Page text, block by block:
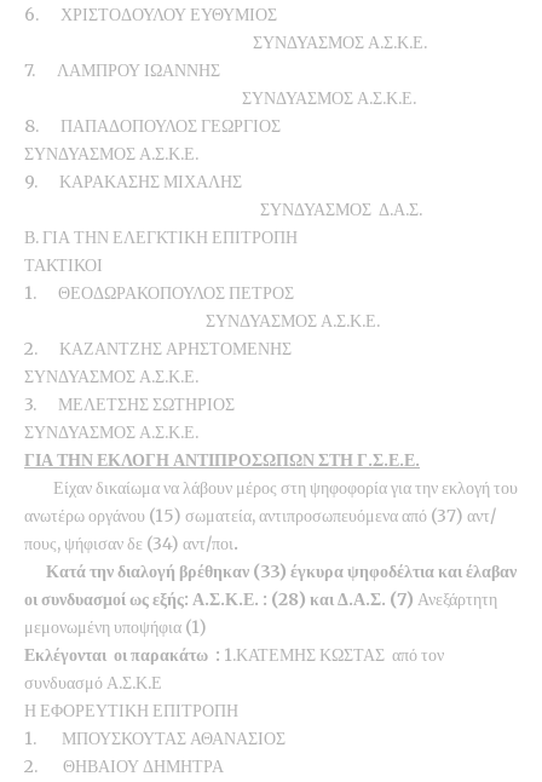
6. ΧΡΙΣΤΟΔΟΥΛΟΥ ΕΥΘΥΜΙΟΣ
ΣΥΝΔΥΑΣΜΟΣ Α.Σ.Κ.Ε.
7. ΛΑΜΠΡΟΥ ΙΩΑΝΝΗΣ
ΣΥΝΔΥΑΣΜΟΣ Α.Σ.Κ.Ε.
8. ΠΑΠΑΔΟΠΟΥΛΟΣ ΓΕΩΡΓΙΟΣ
ΣΥΝΔΥΑΣΜΟΣ Α.Σ.Κ.Ε.
9. ΚΑΡΑΚΑΣΗΣ ΜΙΧΑΛΗΣ
ΣΥΝΔΥΑΣΜΟΣ Δ.Α.Σ.
Β. ΓΙΑ ΤΗΝ ΕΛΕΓΚΤΙΚΗ ΕΠΙΤΡΟΠΗ
ΤΑΚΤΙΚΟΙ
1. ΘΕΟΔΩΡΑΚΟΠΟΥΛΟΣ ΠΕΤΡΟΣ
ΣΥΝΔΥΑΣΜΟΣ Α.Σ.Κ.Ε.
2. ΚΑΖΑΝΤΖΗΣ ΑΡΗΣΤΟΜΕΝΗΣ
ΣΥΝΔΥΑΣΜΟΣ Α.Σ.Κ.Ε.
3. ΜΕΛΕΤΣΗΣ ΣΩΤΗΡΙΟΣ
ΣΥΝΔΥΑΣΜΟΣ Α.Σ.Κ.Ε.
ΓΙΑ ΤΗΝ ΕΚΛΟΓΗ ΑΝΤΙΠΡΟΣΩΠΩΝ ΣΤΗ Γ.Σ.Ε.Ε.
Είχαν δικαίωμα να λάβουν μέρος στη ψηφοφορία για την εκλογή του
ανωτέρω οργάνου (15) σωματεία, αντιπροσωπευόμενα από (37) αντ/
πους, ψήφισαν δε (34) αντ/ποι.
Κατά την διαλογή βρέθηκαν (33) έγκυρα ψηφοδέλτια και έλαβαν
οι συνδυασμοί ως εξής: Α.Σ.Κ.Ε. : (28) και Δ.Α.Σ. (7) Ανεξάρτητη
μεμονωμένη υποψήφια (1)
Εκλέγονται οι παρακάτω : 1.ΚΑΤΕΜΗΣ ΚΩΣΤΑΣ από τον
συνδυασμό Α.Σ.Κ.Ε
Η ΕΦΟΡΕΥΤΙΚΗ ΕΠΙΤΡΟΠΗ
1. ΜΠΟΥΣΚΟΥΤΑΣ ΑΘΑΝΑΣΙΟΣ
2. ΘΗΒΑΙΟΥ ΔΗΜΗΤΡΑ